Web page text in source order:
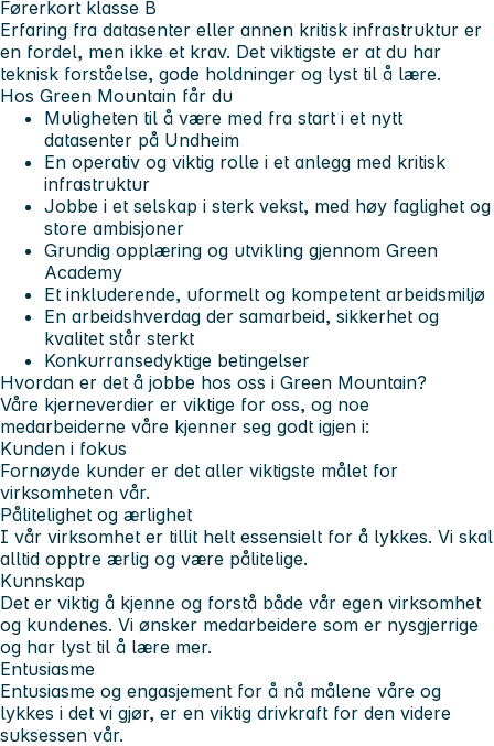
Førerkort klasse B
Erfaring fra datasenter eller annen kritisk infrastruktur er
en fordel, men ikke et krav. Det viktigste er at du har
teknisk forståelse, gode holdninger og lyst til å lære.
Hos Green Mountain får du
Muligheten til å være med fra start i et nytt
datasenter på Undheim
En operativ og viktig rolle i et anlegg med kritisk
infrastruktur
Jobbe i et selskap i sterk vekst, med høy faglighet og
store ambisjoner
Grundig opplæring og utvikling gjennom Green
Academy
Et inkluderende, uformelt og kompetent arbeidsmiljø
En arbeidshverdag der samarbeid, sikkerhet og
kvalitet står sterkt
Konkurransedyktige betingelser
Hvordan er det å jobbe hos oss i Green Mountain?
Våre kjerneverdier er viktige for oss, og noe
medarbeiderne våre kjenner seg godt igjen i:
Kunden i fokus
Fornøyde kunder er det aller viktigste målet for
virksomheten vår.
Pålitelighet og ærlighet
I vår virksomhet er tillit helt essensielt for å lykkes. Vi skal
alltid opptre ærlig og være pålitelige.
Kunnskap
Det er viktig å kjenne og forstå både vår egen virksomhet
og kundenes. Vi ønsker medarbeidere som er nysgjerrige
og har lyst til å lære mer.
Entusiasme
Entusiasme og engasjement for å nå målene våre og
lykkes i det vi gjør, er en viktig drivkraft for den videre
suksessen vår.